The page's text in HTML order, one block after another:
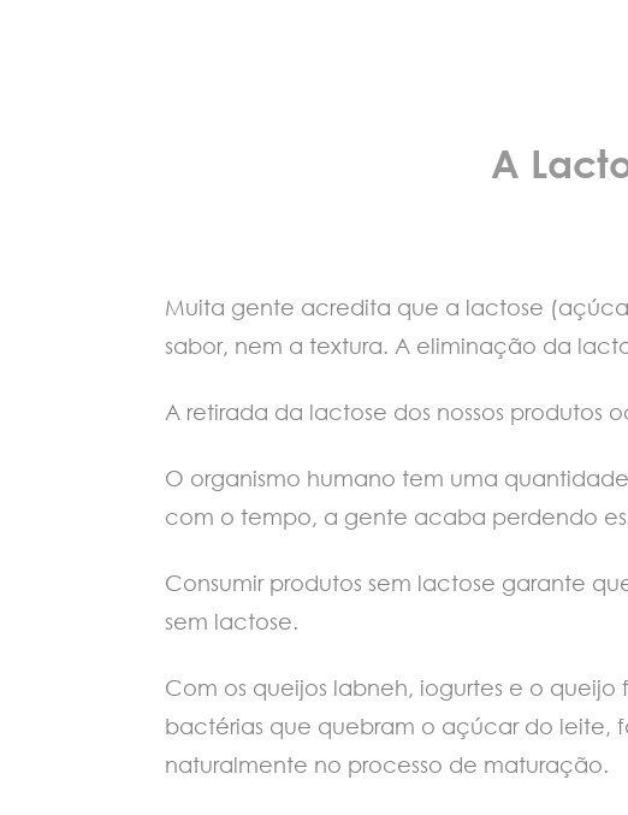
A
Muita gente acredita que a lactose
sabor, nem a textura. A eliminação da
A retirada da lactose dos nossos produtos
O organismo humano tem uma
com o tempo, a gente acaba perdendo
Consumir produtos sem lactose garante
sem lactose.
Com os queijos labneh, iogurtes e o
bactérias que quebram o açúcar do leite,
naturalmente no processo de maturação.